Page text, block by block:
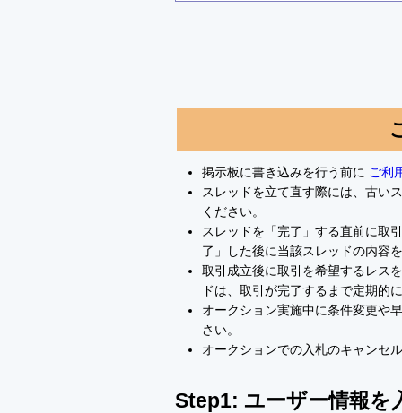
掲示板に書き込みを行う前に ご利
スレッドを立て直す際には、古い
ください。
スレッドを「完了」する直前に取
了」した後に当該スレッドの内容
取引成立後に取引を希望するレス
ドは、取引が完了するまで定期的
オークション実施中に条件変更や
さい。
オークションでの入札のキャンセ
Step1: ユーザー情報を